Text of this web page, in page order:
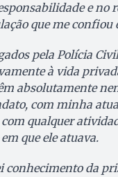
e no
que me confiou
pela Polícia
à vida
absolutamente
com minha
qualquer
que ele atuava.
conhecimento da